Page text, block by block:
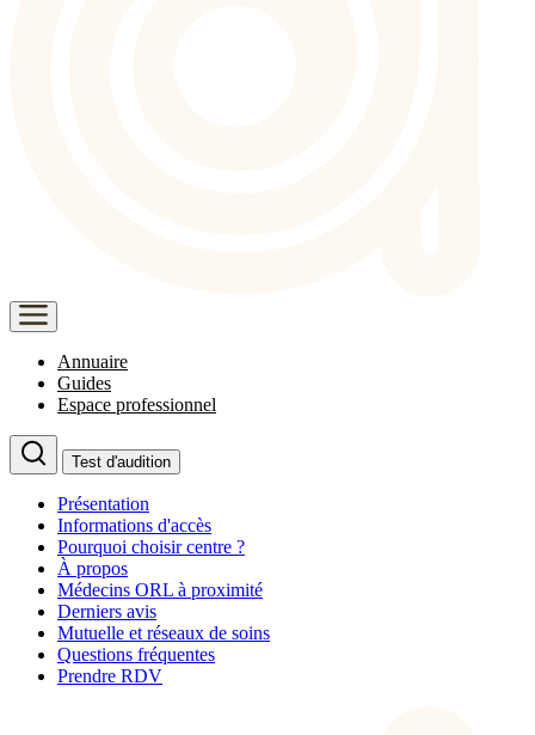
Annuaire
Guides
Espace professionnel
Test d'audition
Présentation
Informations d'accès
Pourquoi choisir centre ?
À propos
Médecins ORL à proximité
Derniers avis
Mutuelle et réseaux de soins
Questions fréquentes
Prendre RDV